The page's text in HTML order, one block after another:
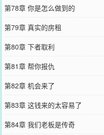
第78章 你是怎么做到的
第79章 真实的房租
第80章 下者取利
第81章 帮你报仇
第82章 机会来了
第83章 这钱来的太容易了
第84章 我们老板是传奇